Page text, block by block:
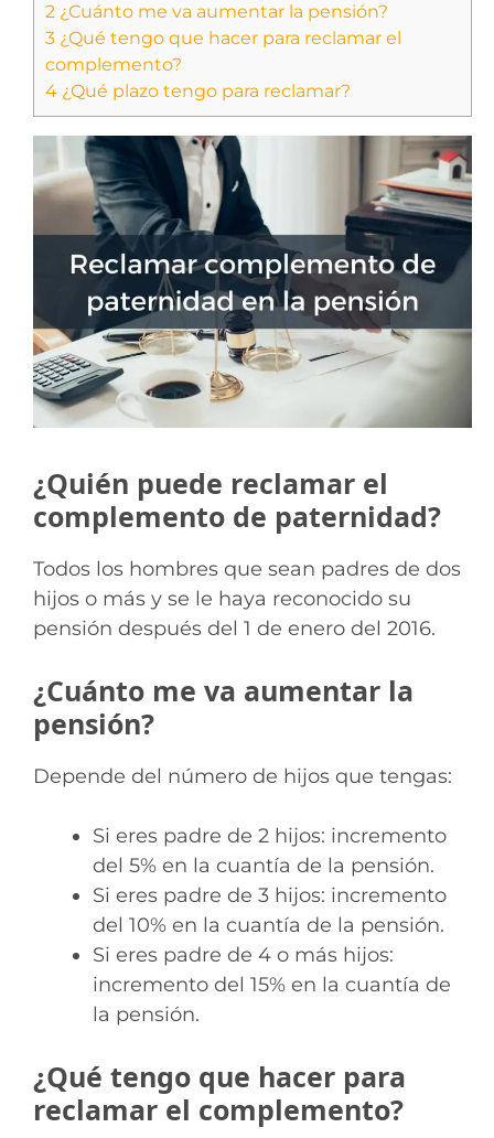
2 ¿Cuánto me va aumentar la pensión?
3 ¿Qué tengo que hacer para reclamar el
complemento?
4 ¿Qué plazo tengo para reclamar?
¿Quién puede reclamar el
complemento de paternidad?
Todos los hombres que sean padres de dos
hijos o más y se le haya reconocido su
pensión después del 1 de enero del 2016.
¿Cuánto me va aumentar la
pensión?
Depende del número de hijos que tengas:
Si eres padre de 2 hijos: incremento
del 5% en la cuantía de la pensión.
Si eres padre de 3 hijos: incremento
del 10% en la cuantía de la pensión.
Si eres padre de 4 o más hijos:
incremento del 15% en la cuantía de
la pensión.
¿Qué tengo que hacer para
reclamar el complemento?